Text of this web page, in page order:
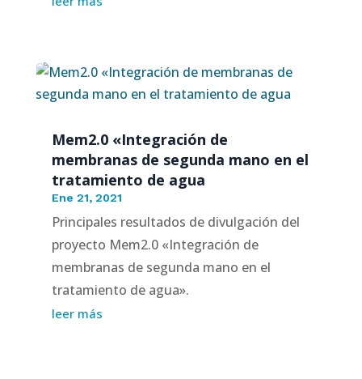
Mem2.0 «Integración de
membranas de segunda mano en el
tratamiento de agua
Ene 21, 2021
Principales resultados de divulgación del
proyecto Mem2.0 «Integración de
membranas de segunda mano en el
tratamiento de agua».
leer más